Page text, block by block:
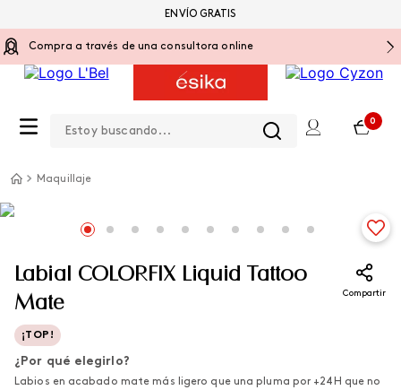
Compra a través de una consultora online
0
ENVÍO GRATIS
Maquillaje
Labial COLORFIX Liquid Tattoo
Mate
Compartir
¡TOP!
¿Por qué elegirlo?
Labios en acabado mate más ligero que una pluma por +24H que no